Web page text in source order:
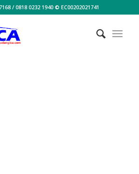
/ 0818 0232 1940 © EC00202021741